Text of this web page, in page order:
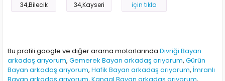
34,Bilecik
34,Kayseri
için tıkla
Bu profili google ve diğer arama motorlarındaDivriği Bayan
arkadaş arıyorum,Gemerek Bayan arkadaş arıyorum,Gürün
Bayan arkadaş arıyorum,Hafik Bayan arkadaş arıyorum, İmranlı